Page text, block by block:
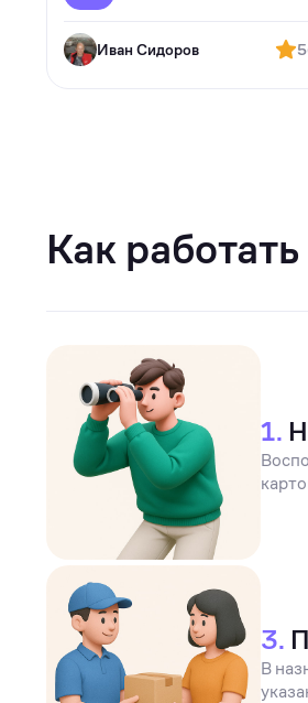
Иван Сидоров 5
Как
1.
3.
В